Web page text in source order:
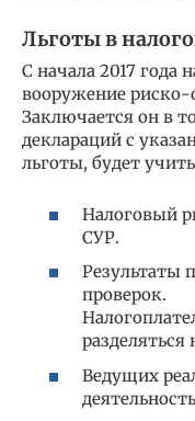
Льготы в
С начала 2017 года
вооружение
Заключается он в
деклараций с
льготы, будет
Налоговый
СУР.
Результаты
проверок.
разделяться
Ведущих